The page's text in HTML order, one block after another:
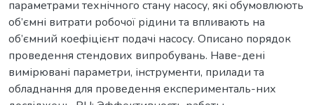
параметрами технічного стану насосу, які обумовлюють
об’ємні витрати робочої рідини та впливають на
об’ємний коефіцієнт подачі насосу. Описано порядок
проведення стендових випробувань. Наве-дені
вимірювані параметри, інструменти, прилади та
обладнання для проведення експерименталь-них